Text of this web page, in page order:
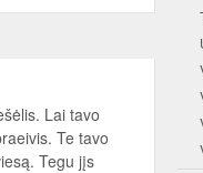
Lai tavo
Te tavo
Tegu jįs